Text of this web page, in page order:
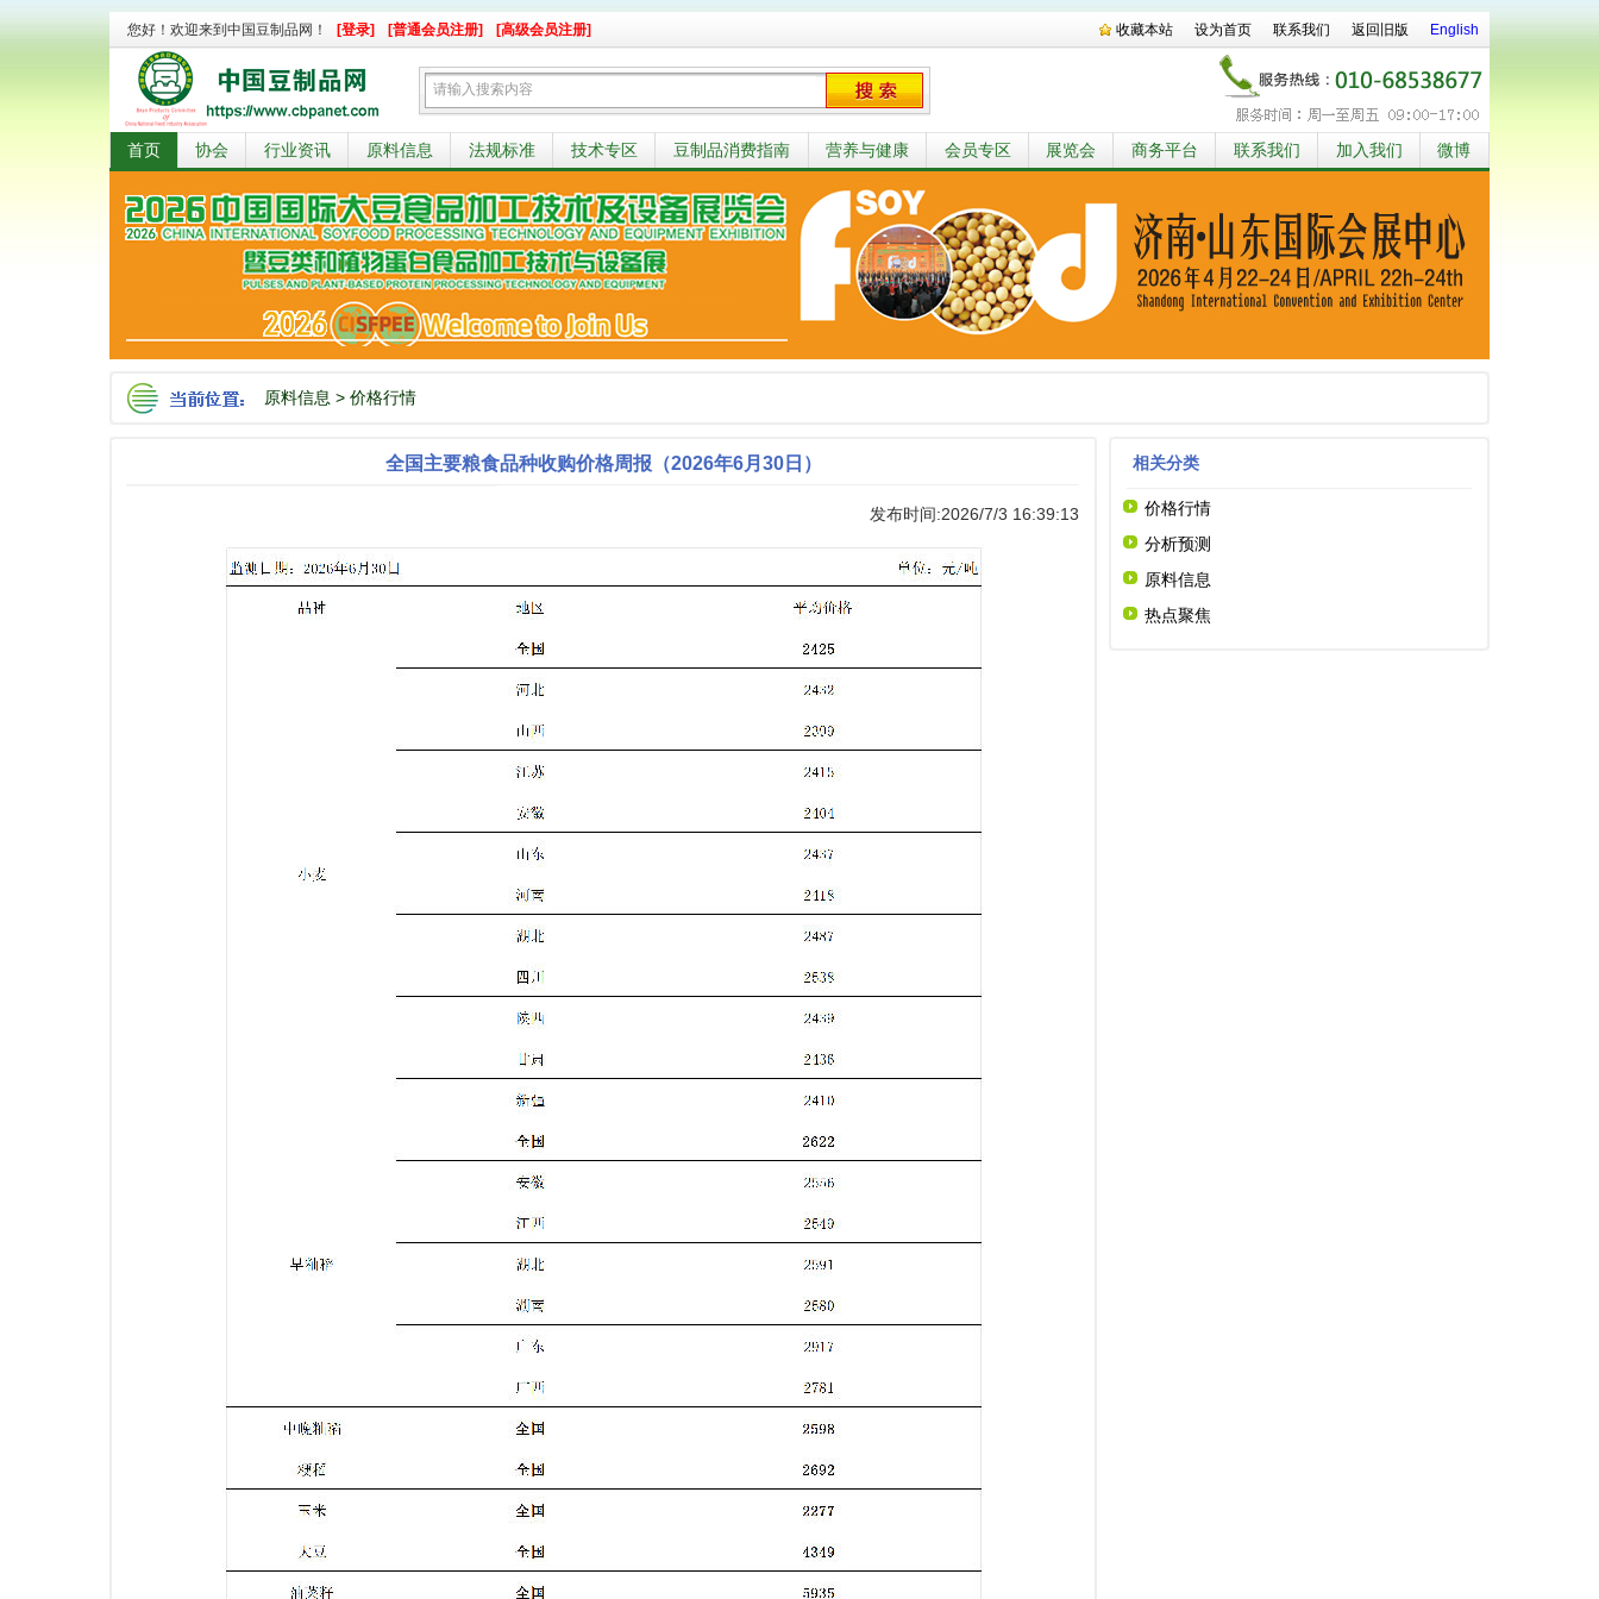
您好！欢迎来到中国豆制品网！ [登录] [普通会员注册] [高级会员注册] 收藏本站 设为首页 联系我们 返回旧版 English
首页 协会 行业资讯 原料信息 法规标准 技术专区 豆制品消费指南 营养与健康 会员专区 展览会 商务平台 联系我们 加入我们 微博
原料信息 > 价格行情
全国主要粮食品种收购价格周报（2026年6月30日）
发布时间:2026/7/3 16:39:13
相关分类
价格行情
分析预测
原料信息
热点聚焦